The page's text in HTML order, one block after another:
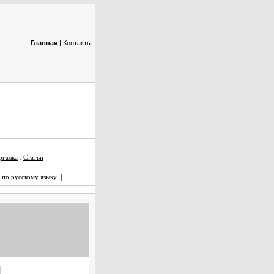
Главная | Контакты
: Статьи
|
русскому языку |